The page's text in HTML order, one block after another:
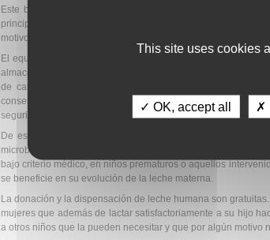
Este banco, el primero en Andalucía, tiene como finalidad
principalmente prematuros, ingresados en la Unidad de
motivos, no pueden proporcionarla, especialmente en los
El equipo de profesionales que lo compone se
almacenamiento de la leche de madres donantes se realice
de calidad. La leche materna es un producto biológico
conservación, al igual que ocurre con la donación de
seguridad y la preservación de sus propiedades nutricionales
De esta forma, la leche donada, tras ser pasteurizada, se
microbiológicos oportunos que garantizan su calidad y
bajo criterio médico, en niños prematuros o aquellos
se beneficie en su evolución de la leche materna.
La donación y la dispensación de leche humana son
mujeres que además de lactar satisfactoriamente a su hijo
a otros niños que la pueden necesitar y que por algún motivo
This site uses cookies
✓ OK, accept all ✗